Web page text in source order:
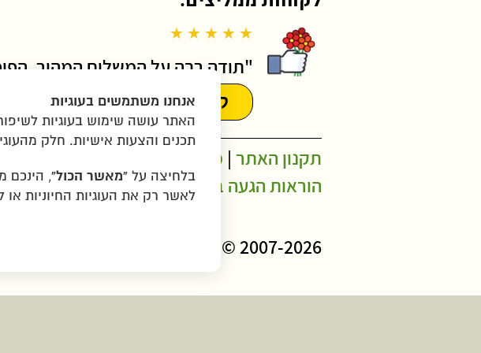
★ ★ ★ ★ ★
"תודה רבה על המשלוח המהיר,
קראו עוד המלצות
תקנון האתר | מדיניות פרטיות
הוראות הגעה ב-WAZE
2007-2026 © כל הזכויות שמורות לגרין בננה בע"מ |
אנחנו משתמשים בעוגיות
האתר עושה שימוש בעוגיות
תכנים והצעות אישיות. חלק
בלחיצה על “מאשר הכול”, הינכם
לאשר רק את העוגיות החיוניות